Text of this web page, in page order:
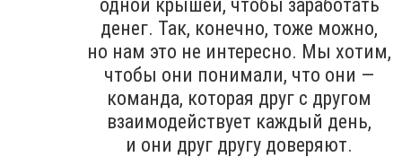
одной крышей, чтобы заработать
денег. Так, конечно, тоже можно,
но нам это не интересно. Мы хотим,
чтобы они понимали, что они —
команда, которая друг с другом
взаимодействует каждый день,
и они друг другу доверяют.